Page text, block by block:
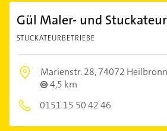
Gül Maler- und
STUCKATEURBETRIEBE
Marienstr. 28,74072 Heilbronn
4,5 km
0151 15 50 42 46